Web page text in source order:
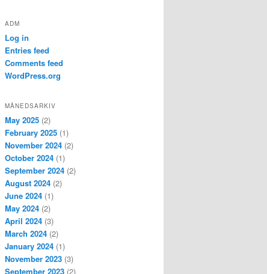
ADM
Log in
Entries feed
Comments feed
WordPress.org
MÅNEDSARKIV
May 2025 (2)
February 2025 (1)
November 2024 (2)
October 2024 (1)
September 2024 (2)
August 2024 (2)
June 2024 (1)
May 2024 (2)
April 2024 (3)
March 2024 (2)
January 2024 (1)
November 2023 (3)
September 2023 (2)